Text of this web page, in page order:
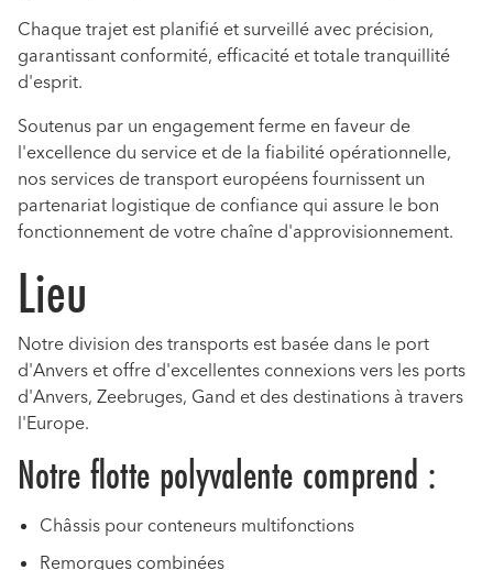
Chaque trajet est planifié et surveillé avec précision,
garantissant conformité, efficacité et totale tranquillité
d'esprit.
Soutenus par un engagement ferme en faveur de
l'excellence du service et de la fiabilité opérationnelle,
nos services de transport européens fournissent un
partenariat logistique de confiance qui assure le bon
fonctionnement de votre chaîne d'approvisionnement.
Lieu
Notre division des transports est basée dans le port
d'Anvers et offre d'excellentes connexions vers les ports
d'Anvers, Zeebruges, Gand et des destinations à travers
l'Europe.
Notre flotte polyvalente comprend :
Châssis pour conteneurs multifonctions
Remorques combinées